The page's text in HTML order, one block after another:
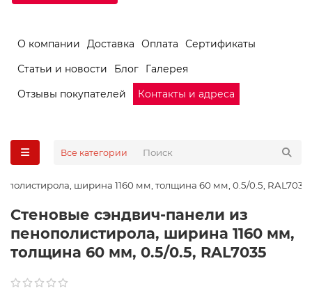
О компании Доставка Оплата
Сертификаты
Статьи и новости
Блог
Галерея
Отзывы покупателей
Контакты и адреса
Все категории
ширина 1160 мм, толщина 60 мм, 0.5/0.5, RAL7035
Стеновые сэндвич-панели из
пенополистирола, ширина 1160 мм,
толщина 60 мм, 0.5/0.5, RAL7035